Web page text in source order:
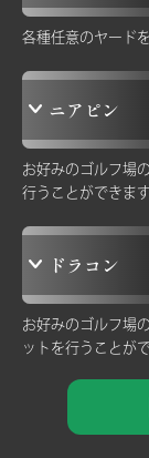
各種任意のヤード
ニアピン
お好みのゴルフ場
行うことができます
ドラコン
お好みのゴルフ場
ットを行うことが